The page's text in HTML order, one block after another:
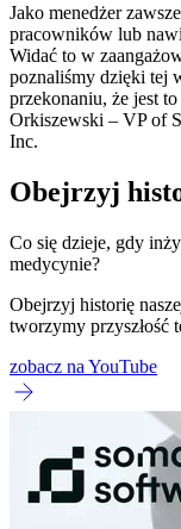
Jako menedżer
pracowników lub
Widać to w
poznaliśmy dzięki tej
przekonaniu, że jest
Orkiszewski – VP of
Inc.
Obejrzyj
Co się dzieje, gdy
medycynie?
Obejrzyj historię
tworzymy przyszłość
zobacz na YouTube